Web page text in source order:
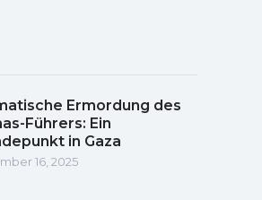
Ermordung des
Führers: Ein
in Gaza
16, 2025